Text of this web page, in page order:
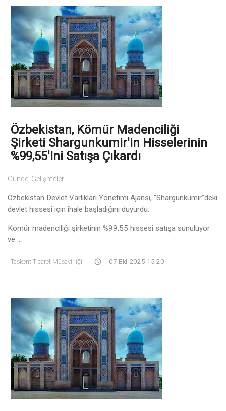
Özbekistan, Kömür Madenciliği
Şirketi Shargunkumir'in Hisselerinin
%99,55'ini Satışa Çıkardı
Güncel Gelişmeler
Özbekistan Devlet Varlıkları Yönetimi Ajansı, "Shargunkumir"deki
devlet hissesi için ihale başladığını duyurdu.
Kömür madenciliği şirketinin %99,55 hissesi satışa sunuluyor
ve ...
Taşkent Ticaret Müşavirliği 07 Eki 2025 15:20